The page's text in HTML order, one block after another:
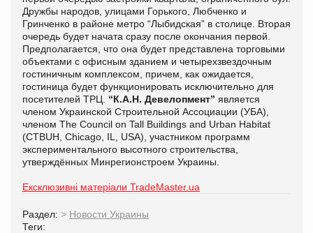
Дружбы народов, улицами Горького, Любченко и
Гринченко в районе метро “Лыбидская” в столице. Вторая
очередь будет начата сразу после окончания первой.
Предполагается, что она будет представлена торговыми
объектами с офисным зданием и четырехзвездочным
гостиничным комплексом, причем, как ожидается,
гостиница будет функционировать исключительно для
посетителей ТРЦ. “К.А.Н. Девелопмент” является
членом Украинской Строительной Ассоциации (УБА),
членом The Council on Tall Buildings and Urban Habitat
(CTBUH, Chicago, IL, USA), участником программ
экспериментального высотного строительства,
утверждённых Минрегионстроем Украины.
Ексклюзивні матеріали TradeMaster.ua
Раздел: > Новости Украины
Теги: